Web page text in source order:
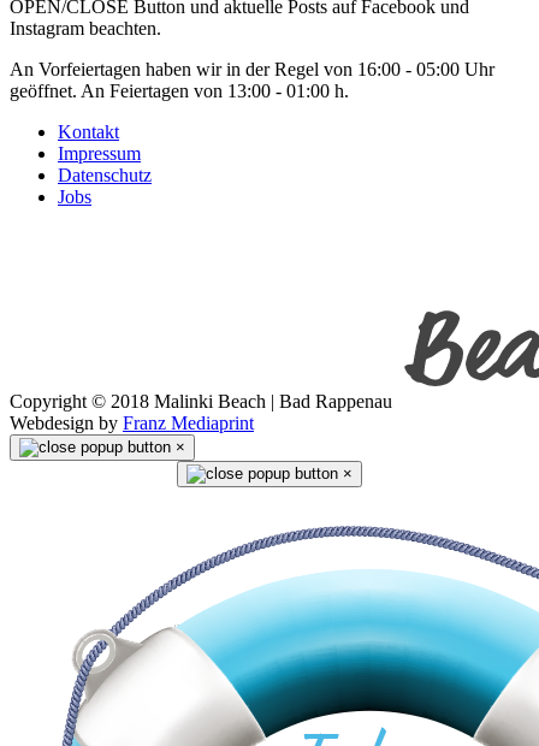
OPEN/CLOSE Button und aktuelle Posts auf Facebook und
Instagram beachten.
An Vorfeiertagen haben wir in der Regel von 16:00 - 05:00 Uhr
geöffnet. An Feiertagen von 13:00 - 01:00 h.
Kontakt
Impressum
Datenschutz
Jobs
Copyright © 2018 Malinki Beach | Bad Rappenau
Webdesign by Franz Mediaprint
×
×